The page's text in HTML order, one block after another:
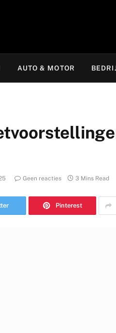
AUTO & MOTOR
Geen reacties 3 Mins Read
Pinterest